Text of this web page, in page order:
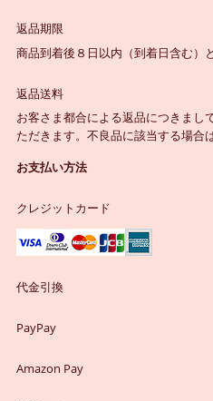
返品期限
商品到着後８日以内（到着日含む）
返品送料
お客さま都合による返品につきまし
ただきます。不良品に該当する場合
お支払い方法
クレジットカード
代金引換
PayPay
Amazon Pay